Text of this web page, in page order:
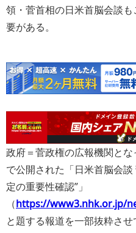
領・菅首相の日米首脳会談
要がある。
政府＝菅政権の広報機関と
で公開された「日米首脳会
定の重要性確認”」
（https://www3.nhk.or.jp/
と題する報道を一部抜粋させ